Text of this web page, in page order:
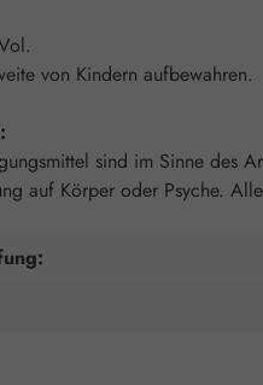
von Kindern aufbewahren.
sind im Sinne des
auf Körper oder Psyche.